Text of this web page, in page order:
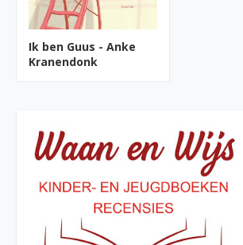
Ik ben Guus - Anke
Kranendonk